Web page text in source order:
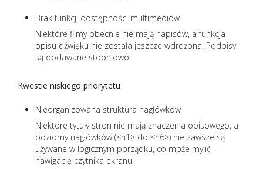
Brak funkcji dostępności multimediów
Niektóre filmy obecnie nie mają napisów, a funkcja
opisu dźwięku nie została jeszcze wdrożona. Podpisy
są dodawane stopniowo.
Kwestie niskiego priorytetu
Nieorganizowana struktura nagłówków
Niektóre tytuły stron nie mają znaczenia opisowego, a
poziomy nagłówków (<h1> do <h6>) nie zawsze są
używane w logicznym porządku, co może mylić
nawigację czytnika ekranu.